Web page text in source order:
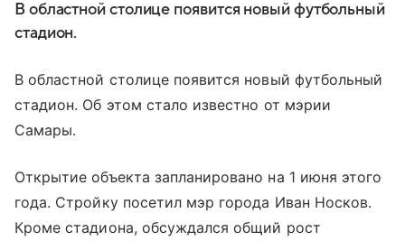
В областной столице появится новый футбольный
стадион.
В областной столице появится новый футбольный
стадион. Об этом стало известно от мэрии
Самары.
Открытие объекта запланировано на 1 июня этого
года. Стройку посетил мэр города Иван Носков.
Кроме стадиона, обсуждался общий рост